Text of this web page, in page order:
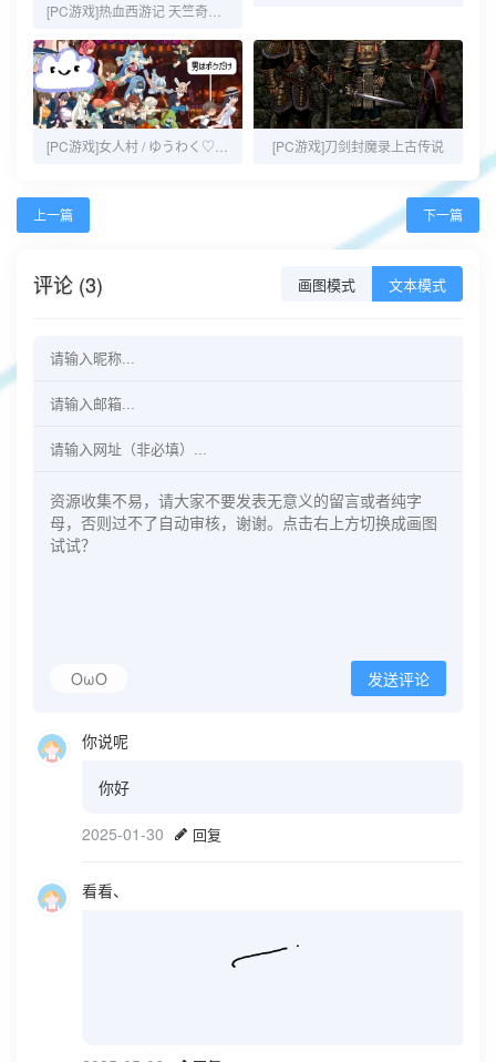
[PC游戏]热血西游记 天竺奇谭/River City Saga: Journey to the West
[PC游戏]女人村 / ゆうわく♡ドスケベ村 [PC游戏]刀剑封魔录上古传说
上一篇 下一篇
评论 (3) 画图模式 文本模式
OωO 发送评论
你说呢
你好
2025-01-30 回复
看看、